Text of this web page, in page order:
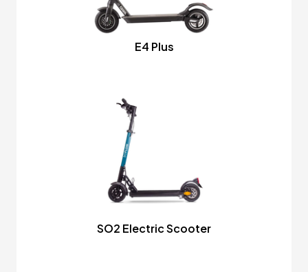
E4 Plus
SO2 Electric Scooter